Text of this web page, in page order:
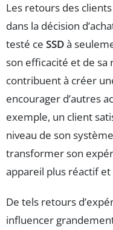
Les retours des
dans la décision
testé ce SSDà
son efficacité et de sa
contribuent à créer
encourager d’autres
exemple, un client
niveau de son
transformer son
appareil plus réactif
De tels retours
influencer